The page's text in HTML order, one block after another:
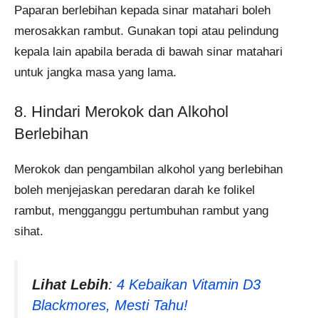
Paparan berlebihan kepada sinar matahari boleh
merosakkan rambut. Gunakan topi atau pelindung
kepala lain apabila berada di bawah sinar matahari
untuk jangka masa yang lama.
8. Hindari Merokok dan Alkohol
Berlebihan
Merokok dan pengambilan alkohol yang berlebihan
boleh menjejaskan peredaran darah ke folikel
rambut, mengganggu pertumbuhan rambut yang
sihat.
Lihat Lebih: 4 Kebaikan Vitamin D3
Blackmores, Mesti Tahu!